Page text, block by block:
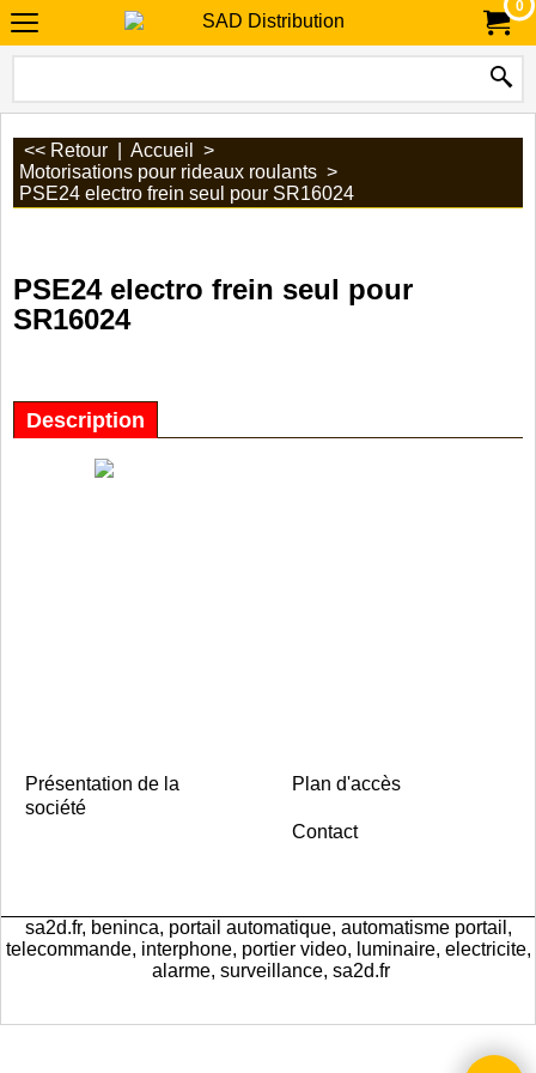
0
<< Retour Accueil
>
Motorisations pour rideaux roulants >
PSE24 electro frein seul pour SR16024
PSE24 electro frein seul pour
SR16024
Description
Présentation de la
société
Plan d'accès
Contact
sa2d.fr, beninca, portail automatique, automatisme portail,
telecommande, interphone, portier video, luminaire, electricite,
alarme, surveillance, sa2d.fr